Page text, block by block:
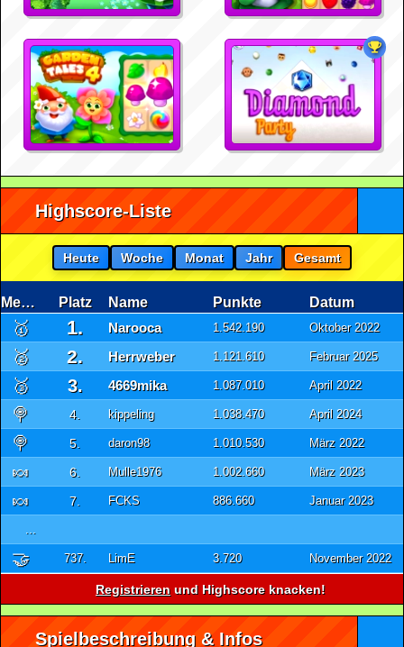
Highscore-Liste
Heute Woche Monat Jahr Gesamt
Medaille Platz Name Punkte Datum
🥇 1. Narooca 1.542.190 Oktober 2022
🥈 2. Herrweber 1.121.610 Februar 2025
🥉 3. 4669mika 1.087.010 April 2022
🍭 4. kippeling 1.038.470 April 2024
🍭 5. daron98 1.010.530 März 2022
🍬 6. Mulle1976 1.002.660 März 2023
🍬 7. FCKS 886.660 Januar 2023
...
🤝 737. LimE 3.720 November 2022
Registrieren und Highscore knacken!
Spielbeschreibung & Infos